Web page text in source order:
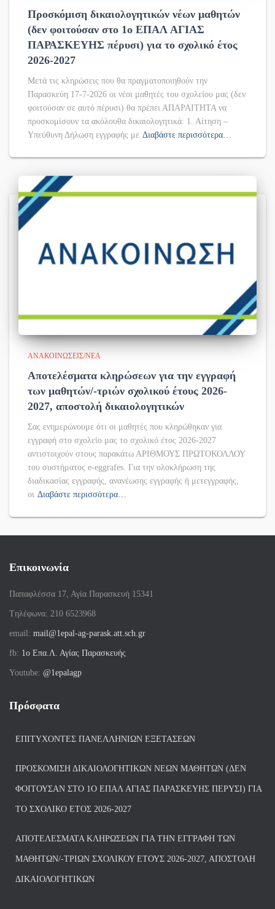
Προσκόμιση δικαιολογητικών νέων μαθητών
(δεν φοιτούσαν στο 1ο ΕΠΑΛ ΑΓΙΑΣ
ΠΑΡΑΣΚΕΥΗΣ πέρυσι) για το σχολικό έτος
2026-2027
Μετά τις κληρώσεις που θα πραγματοποιηθούν την
Παρασκεύη 17-7-2026 οι νέοι μαθητές του σχολείου μας (δεν
φοιτούσαν σε αυτό πέρυσι) θα πρέπει ΑΠΑΡΑΙΤΗΤΑ να
προσκομίσουν τα ακόλουθα δικαιολογητικά: 1. Αίτηση –
Υπεύθυνη Δήλωση εγγραφής με Διαβάστε περισσότερα…
ΑΝΑΚΟΙΝΏΣΕΙΣ/ΝΈΑ
Αποτελέσματα κληρώσεων για την εγγραφή
των μαθητών/-τριών σχολικού έτους 2026-
2027, αποστολή δικαιολογητικών
Σας ενημερώνουμε ότι οι μαθητές που κληρώθηκαν για
εγγραφή στο σχολείο μας το σχολικό έτος 2026-2027
αντιστοιχούν στους παρακάτω ΑΡΙΘΜΟΥΣ ΠΡΩΤΟΚΟΛΛΟΥ
του συστήματος e-eggrafes. Για την ολοκλήρωση της
διαδικασίας εγγραφής, ανανέωσης εγγραφής ή μετεγγραφής,
οι Διαβάστε περισσότερα…
Επικοινωνία
Παπαφλέσσα 17, Αγία Παρασκευή 15341
Tηλέφωνα: 210 6523968
email: mail@1epal-ag-parask.att.sch.gr
fb: 1ο Επα.Λ. Αγίας Παρασκευής
Youtube: @1epalagp
Πρόσφατα
ΕΠΙΤΥΧΌΝΤΕΣ ΠΑΝΕΛΛΗΝΊΩΝ ΕΞΕΤΆΣΕΩΝ
ΠΡΟΣΚΌΜΙΣΗ ΔΙΚΑΙΟΛΟΓΗΤΙΚΏΝ ΝΈΩΝ ΜΑΘΗΤΏΝ (ΔΕΝ
ΦΟΙΤΟΎΣΑΝ ΣΤΟ 1Ο ΕΠΑΛ ΑΓΙΑΣ ΠΑΡΑΣΚΕΥΗΣ ΠΈΡΥΣΙ) ΓΙΑ
ΤΟ ΣΧΟΛΙΚΌ ΈΤΟΣ 2026-2027
ΑΠΟΤΕΛΈΣΜΑΤΑ ΚΛΗΡΏΣΕΩΝ ΓΙΑ ΤΗΝ ΕΓΓΡΑΦΉ ΤΩΝ
ΜΑΘΗΤΏΝ/-ΤΡΙΏΝ ΣΧΟΛΙΚΟΎ ΈΤΟΥΣ 2026-2027, ΑΠΟΣΤΟΛΉ
ΔΙΚΑΙΟΛΟΓΗΤΙΚΏΝ